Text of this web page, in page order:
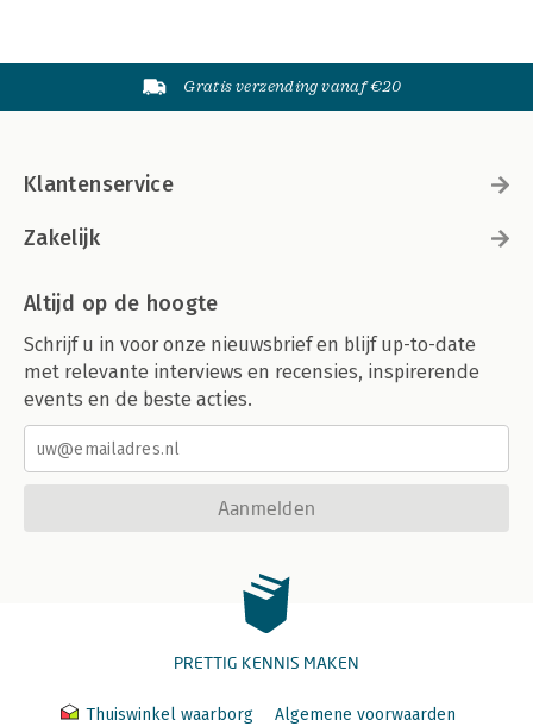
Gratis verzending vanaf €20
Klantenservice
Zakelijk
Altijd op de hoogte
Schrijf u in voor onze nieuwsbrief en blijf up-to-date
met relevante interviews en recensies, inspirerende
events en de beste acties.
Aanmelden
PRETTIG KENNIS MAKEN
Thuiswinkel waarborg Algemene voorwaarden